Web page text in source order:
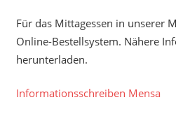
Für das Mittagessen in unserer
Online-Bestellsystem. Nähere
herunterladen.
Informationsschreiben Mensa